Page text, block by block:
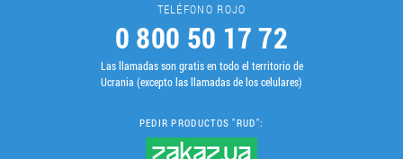
TELÉFONO ROJO
0 800 50 17 72
Las llamadas son gratis en todo el territorio de
Ucrania (excepto las llamadas de los celulares)
PEDIR PRODUCTOS "RUD":